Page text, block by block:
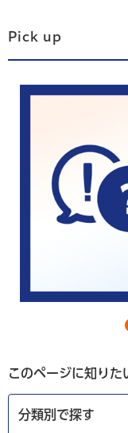
Pick up
このページに知りた
分類別で探す